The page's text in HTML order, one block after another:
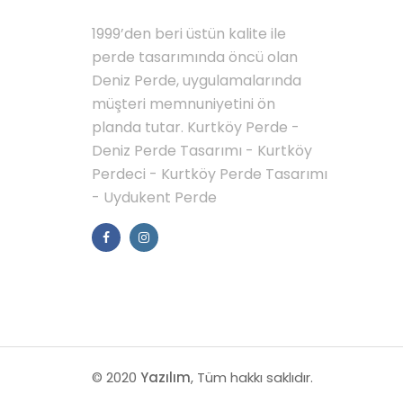
1999’den beri üstün kalite ile
perde tasarımında öncü olan
Deniz Perde, uygulamalarında
müşteri memnuniyetini ön
planda tutar. Kurtköy Perde -
Deniz Perde Tasarımı - Kurtköy
Perdeci - Kurtköy Perde Tasarımı
- Uydukent Perde
© 2020 Yazılım, Tüm hakkı saklıdır.